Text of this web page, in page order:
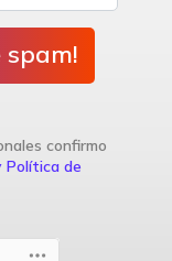
spam!
confirmo
Política de